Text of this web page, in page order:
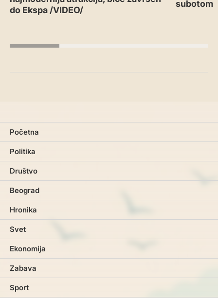
do Ekspa /VIDEO/
subotom
Početna
Politika
Društvo
Beograd
Hronika
Svet
Ekonomija
Zabava
Sport